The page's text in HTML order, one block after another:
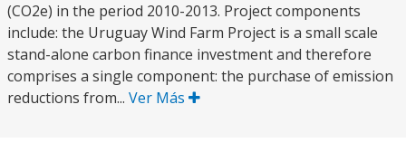
(CO2e) in the period 2010-2013. Project components
include: the Uruguay Wind Farm Project is a small scale
stand-alone carbon finance investment and therefore
comprises a single component: the purchase of emission
reductions from... Ver Más